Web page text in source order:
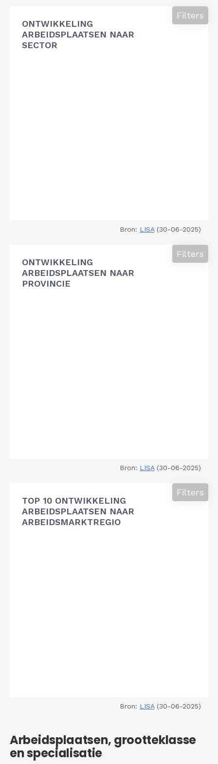
ONTWIKKELING
ARBEIDSPLAATSEN NAAR
SECTOR
Filters
Bron: LISA(30-06-2025)
ONTWIKKELING
ARBEIDSPLAATSEN NAAR
PROVINCIE
Filters
Bron: LISA(30-06-2025)
TOP 10 ONTWIKKELING
ARBEIDSPLAATSEN NAAR
ARBEIDSMARKTREGIO
Filters
Bron: LISA(30-06-2025)
Arbeidsplaatsen, grootteklasse
en specialisatie